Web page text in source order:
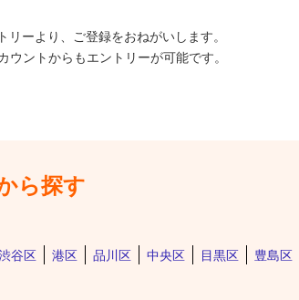
ーより、ご登録をおねがいします。
ントからもエントリーが可能です。
ら探す
谷区 港区 品川区 中央区 目黒区 豊島区